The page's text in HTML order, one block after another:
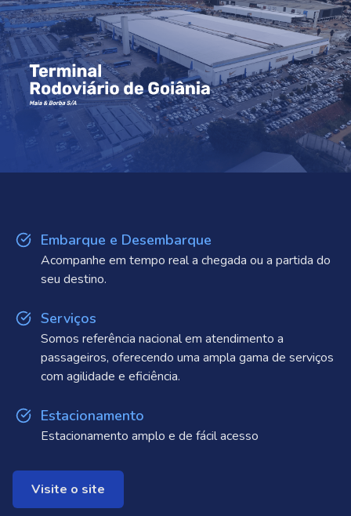
Embarque e Desembarque
Acompanhe em tempo real a chegada ou a partida do
seu destino.
Serviços
Somos referência nacional em atendimento a
passageiros, oferecendo uma ampla gama de serviços
com agilidade e eficiência.
Estacionamento
Estacionamento amplo e de fácil acesso
Visite o site